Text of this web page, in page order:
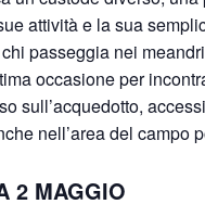
attività e la sua
passeggia nei
occasione per
sull’acquedotto,
nell’area del campo
2 MAGGIO